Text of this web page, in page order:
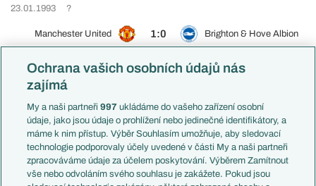
23.01.1993 ?
Manchester United 1:0 Brighton & Hove Albion
23.01.1993
Nottingham Forest 1:1 Middlesbrough FC
23.01.1993 ?
Queens Park Rangers 1:2 Manchester City
Ochrana vašich osobních údajů nás
zajímá
My a naši partneři997 ukládáme do vašeho zařízení osobní
údaje, jako jsou údaje o prohlížení nebo jedinečné identifikátory, a
máme k nim přístup. Výběr Souhlasím umožňuje, aby sledovací
technologie podporovaly účely uvedené v části My a naši partneři
zpracováváme údaje za účelem poskytování. Výběrem Zamítnout
vše nebo odvoláním svého souhlasu je zakážete. Pokud jsou